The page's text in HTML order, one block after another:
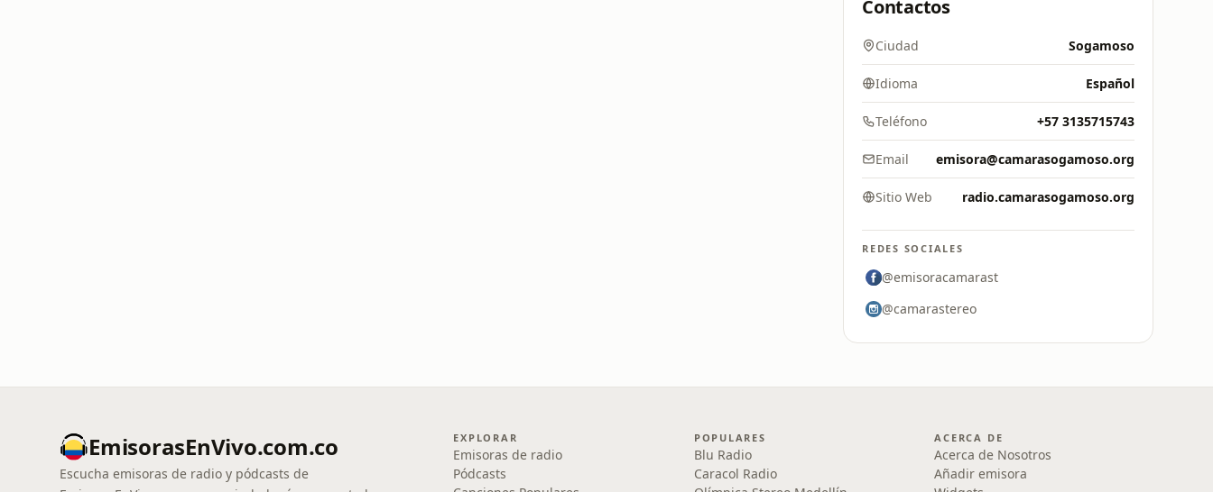
Contactos
Ciudad Sogamoso
Idioma Español
Teléfono +57 3135715743
Email emisora@camarasogamoso.org
Sitio Web radio.camarasogamoso.org
REDES SOCIALES
@emisoracamarast
@camarastereo
EmisorasEnVivo.com.co
Escucha emisoras de radio y pódcasts de
EXPLORAR
Emisoras de radio
Pódcasts
POPULARES
Blu Radio
Caracol Radio
ACERCA DE
Acerca de Nosotros
Añadir emisora